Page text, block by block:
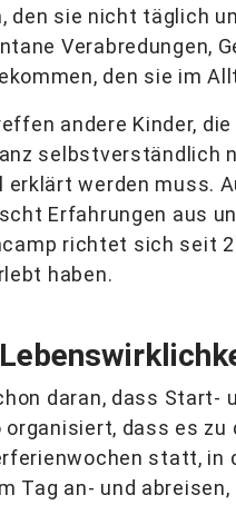
sie nicht täglich
Verabredungen,
den sie im
andere Kinder,
selbstverständlich
erklärt werden muss.
Erfahrungen aus
richtet sich seit
haben.
daran, dass Start-
dass es zu
statt, in
Tag an- und